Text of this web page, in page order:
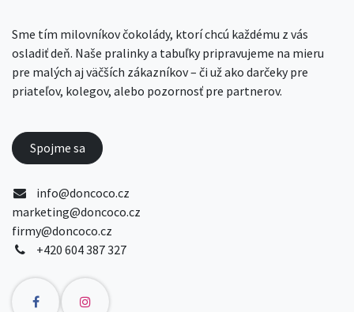
Sme tím milovníkov čokolády, ktorí chcú každému z vás
osladiť deň. Naše pralinky a tabuľky pripravujeme na mieru
pre malých aj väčších zákazníkov – či už ako darčeky pre
priateľov, kolegov, alebo pozornosť pre partnerov.
Spojme sa
info@doncoco.cz
marketing@doncoco.cz
firmy@doncoco.cz
+420 604 387 327